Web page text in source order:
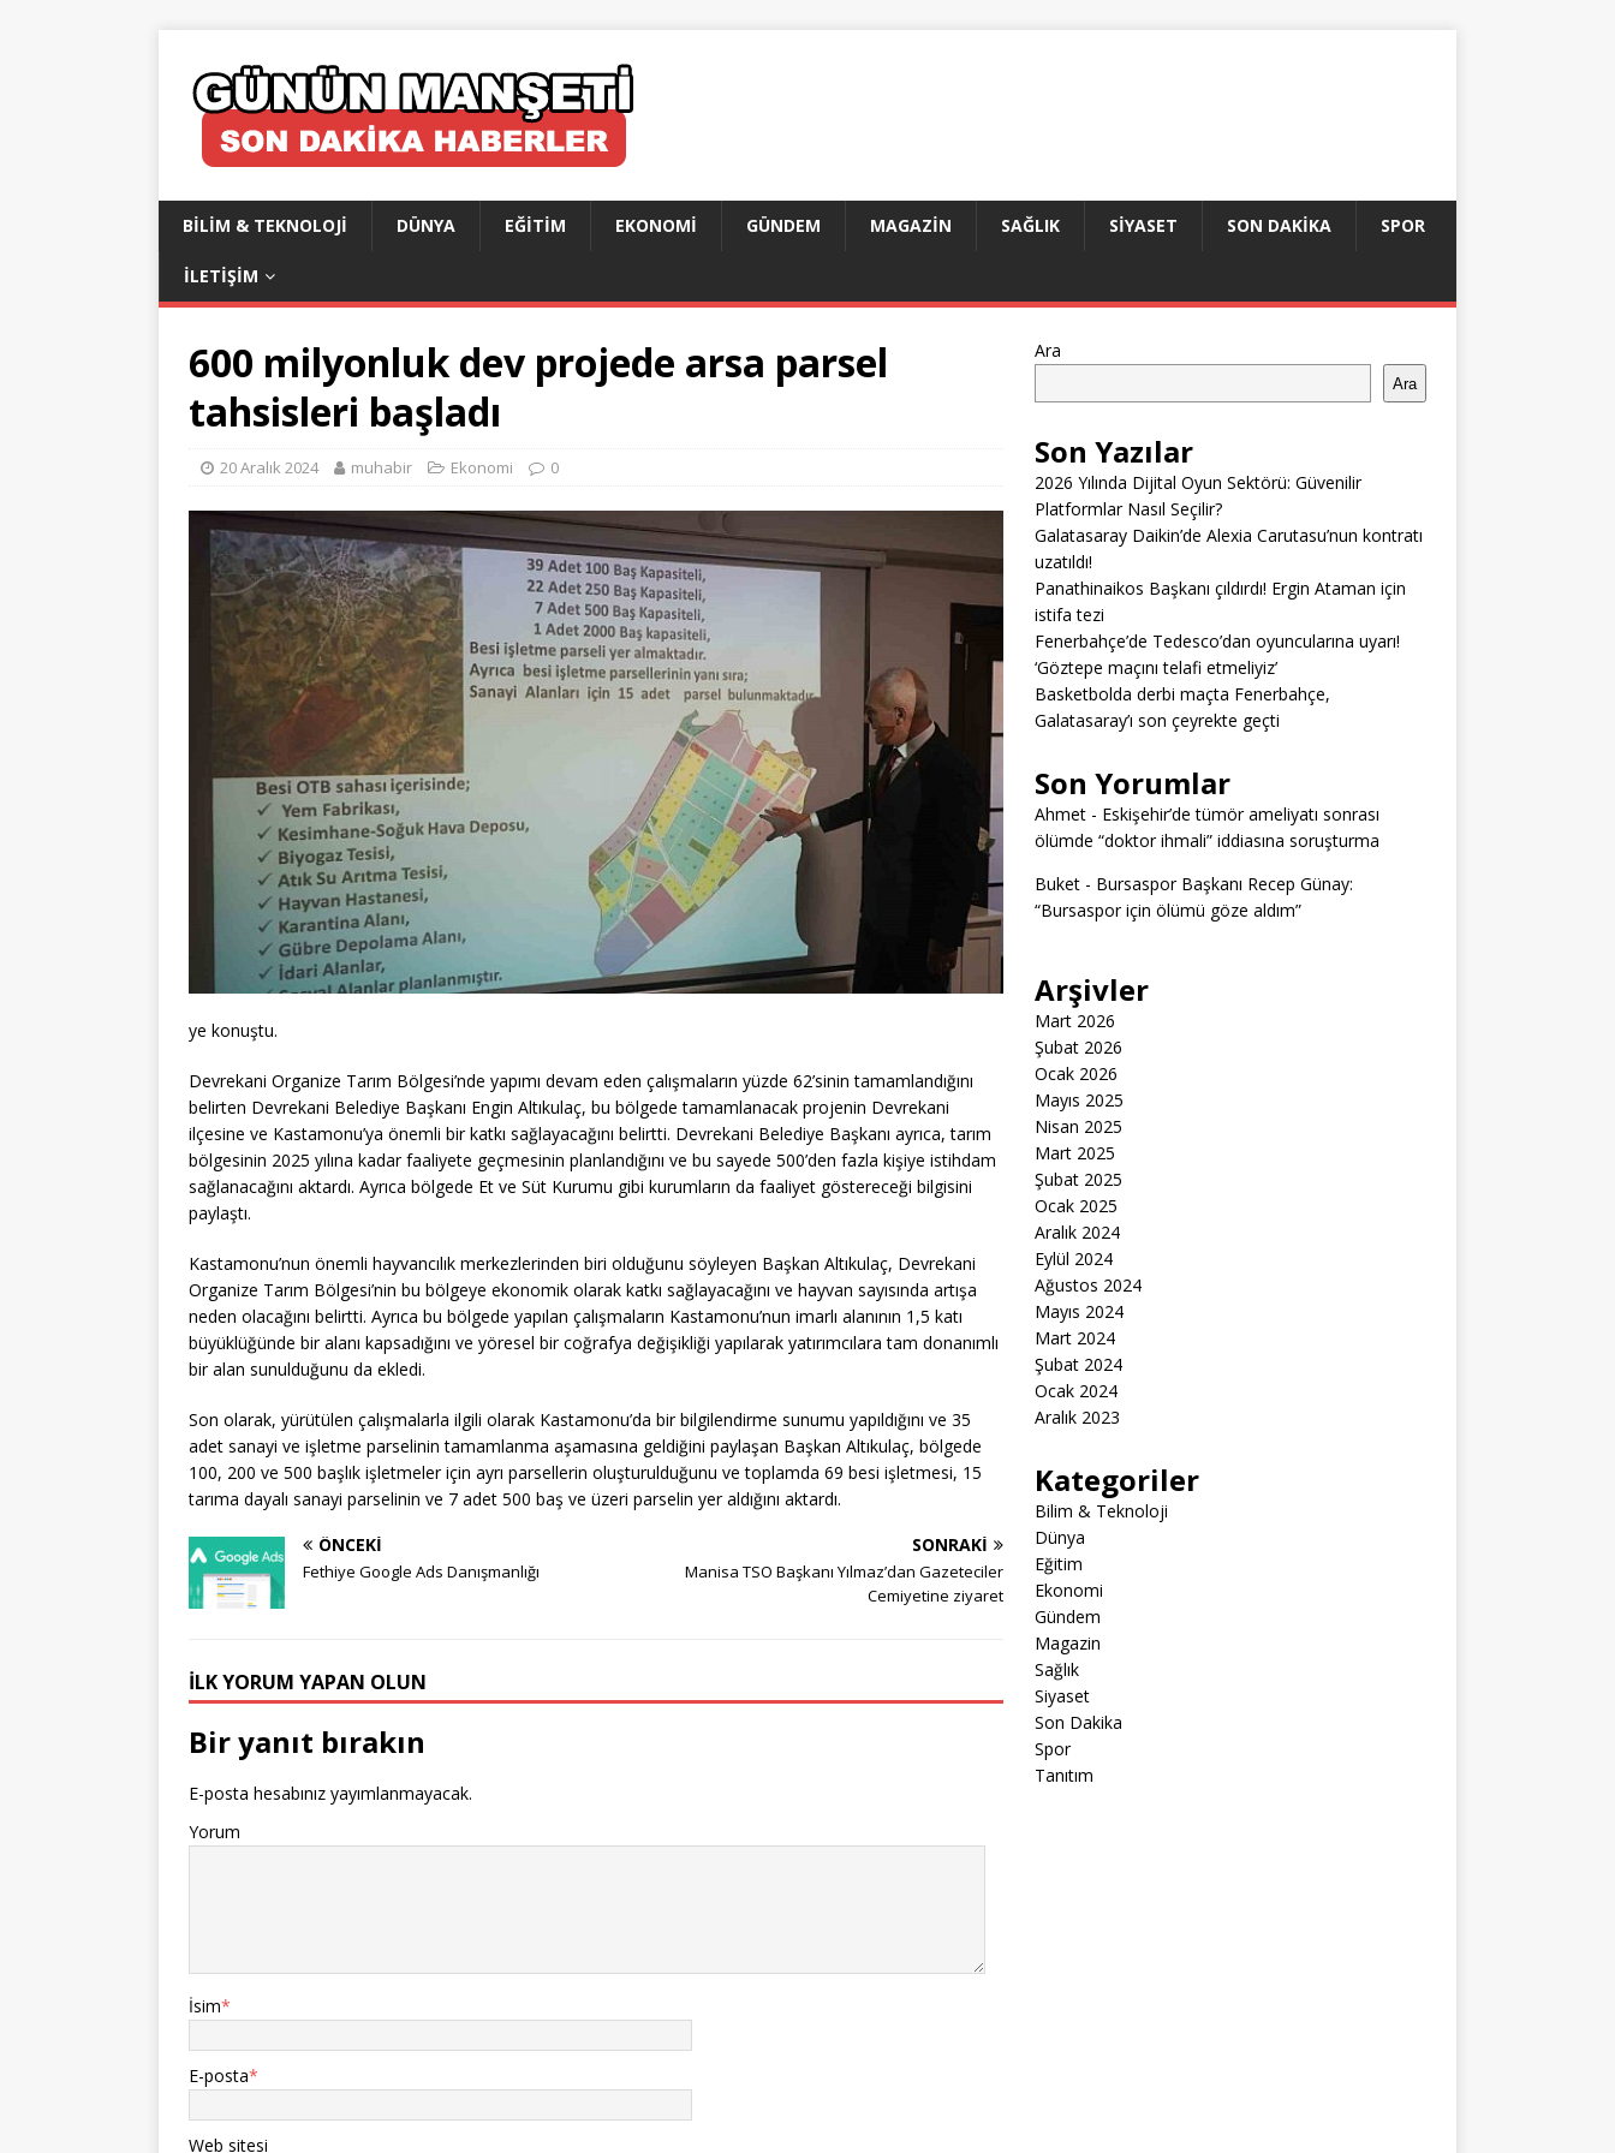
BILIM & TEKNOLOJI DÜNYA EĞITIM EKONOMI GÜNDEM MAGAZIN SAĞLIK SIYASET SON DAKIKA SPOR
İLETIŞIM
600 milyonluk dev projede arsa parsel
tahsisleri başladı
20 Aralık 2024 muhabir Ekonomi 0
ye konuştu.
Devrekani Organize Tarım Bölgesi’nde yapımı devam eden çalışmaların yüzde 62’sinin tamamlandığını
belirten Devrekani Belediye Başkanı Engin Altıkulaç, bu bölgede tamamlanacak projenin Devrekani
ilçesine ve Kastamonu’ya önemli bir katkı sağlayacağını belirtti. Devrekani Belediye Başkanı ayrıca, tarım
bölgesinin 2025 yılına kadar faaliyete geçmesinin planlandığını ve bu sayede 500’den fazla kişiye istihdam
sağlanacağını aktardı. Ayrıca bölgede Et ve Süt Kurumu gibi kurumların da faaliyet göstereceği bilgisini
paylaştı.
Kastamonu’nun önemli hayvancılık merkezlerinden biri olduğunu söyleyen Başkan Altıkulaç, Devrekani
Organize Tarım Bölgesi’nin bu bölgeye ekonomik olarak katkı sağlayacağını ve hayvan sayısında artışa
neden olacağını belirtti. Ayrıca bu bölgede yapılan çalışmaların Kastamonu’nun imarlı alanının 1,5 katı
büyüklüğünde bir alanı kapsadığını ve yöresel bir coğrafya değişikliği yapılarak yatırımcılara tam donanımlı
bir alan sunulduğunu da ekledi.
Son olarak, yürütülen çalışmalarla ilgili olarak Kastamonu’da bir bilgilendirme sunumu yapıldığını ve 35
adet sanayi ve işletme parselinin tamamlanma aşamasına geldiğini paylaşan Başkan Altıkulaç, bölgede
100, 200 ve 500 başlık işletmeler için ayrı parsellerin oluşturulduğunu ve toplamda 69 besi işletmesi, 15
tarıma dayalı sanayi parselinin ve 7 adet 500 baş ve üzeri parselin yer aldığını aktardı.
ÖNCEKI
Fethiye Google Ads Danışmanlığı
SONRAKI
Manisa TSO Başkanı Yılmaz’dan Gazeteciler
Cemiyetine ziyaret
İLK YORUM YAPAN OLUN
Bir yanıt bırakın
E-posta hesabınız yayımlanmayacak.
Yorum
İsim*
E-posta*
Web sitesi
Ara
Ara
Son Yazılar
2026 Yılında Dijital Oyun Sektörü: Güvenilir
Platformlar Nasıl Seçilir?
Galatasaray Daikin’de Alexia Carutasu’nun kontratı
uzatıldı!
Panathinaikos Başkanı çıldırdı! Ergin Ataman için
istifa tezi
Fenerbahçe’de Tedesco’dan oyuncularına uyarı!
‘Göztepe maçını telafi etmeliyiz’
Basketbolda derbi maçta Fenerbahçe,
Galatasaray’ı son çeyrekte geçti
Son Yorumlar
Ahmet- Eskişehir’de tümör ameliyatı sonrası
ölümde “doktor ihmali” iddiasına soruşturma
Buket- Bursaspor Başkanı Recep Günay:
“Bursaspor için ölümü göze aldım”
Arşivler
Mart 2026
Şubat 2026
Ocak 2026
Mayıs 2025
Nisan 2025
Mart 2025
Şubat 2025
Ocak 2025
Aralık 2024
Eylül 2024
Ağustos 2024
Mayıs 2024
Mart 2024
Şubat 2024
Ocak 2024
Aralık 2023
Kategoriler
Bilim & Teknoloji
Dünya
Eğitim
Ekonomi
Gündem
Magazin
Sağlık
Siyaset
Son Dakika
Spor
Tanıtım